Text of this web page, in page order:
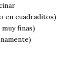
en cuadraditos)
finas)